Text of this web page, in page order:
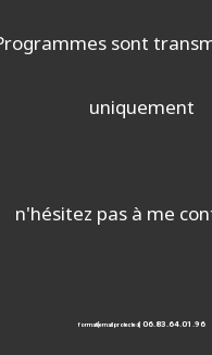
sont
uniquement
n'hésitez pas à me
formati[email protected] 06.83.64.01.96